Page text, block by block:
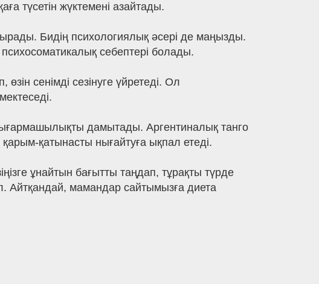
түсетін жүктемені азайтады.
Бидің психологиялық әсері де маңызды.
себептері болады.
сенімді сезінуге үйретеді. Ол
дамытады. Аргентиналық танго
қатынасты нығайтуға ықпал етеді.
ұнайтын бағытты таңдап, тұрақты түрде
Айтқандай, мамандар сайтымызға диета